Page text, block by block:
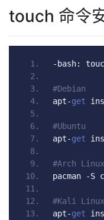
touch 命令安
- bash:
#Debian
apt-get
#Ubuntu
apt-get
#Arch Linux
pacman
-S
#Kali Linux
apt-get